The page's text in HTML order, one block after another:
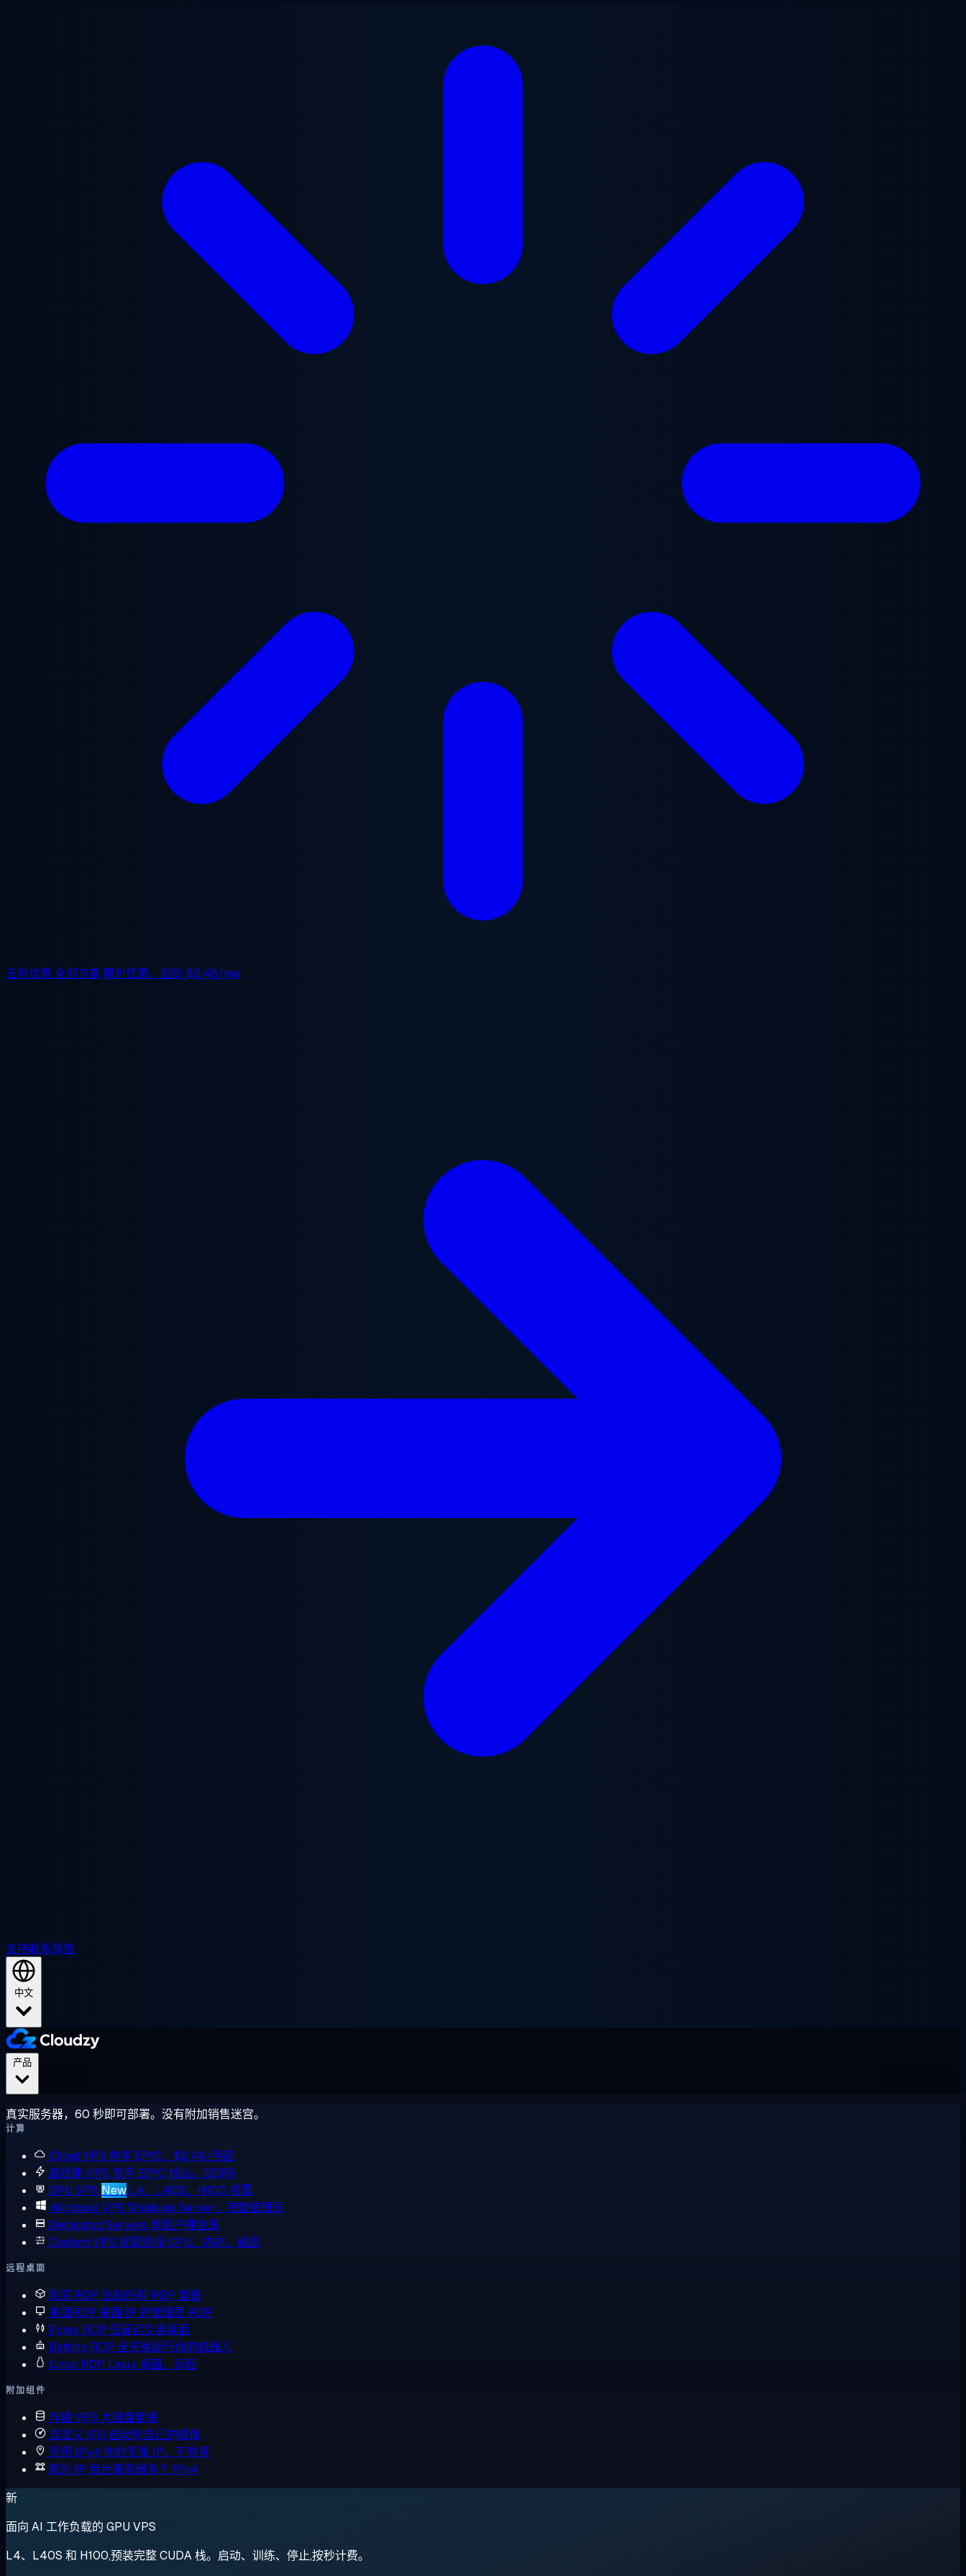
五折优惠 全部方案,限时优惠。起价$2.48/mo
支持联系销售
中文
真实服务器，60 秒即可部署。没有附加销售迷宫。
计算
Cloud VPS 共享 EPYC，$2.48/月起
高性能 VPS 专用 EPYC 核心，DDR5
GPU VPS New L4、L40S、H100 按需
Windows VPS Windows Server，完整管理员
Dedicated Servers 单租户裸金属
Custom VPS 按需选择 CPU、内存、磁盘
远程桌面
购买 RDP 比较所有 RDP 套餐
美国RDP 美国 IP 的管理员 RDP
Forex RDP 低延迟交易桌面
Botting RDP 全天候运行你的机器人
Linux RDP Linux 桌面，远程
附加组件
存储 VPS 大磁盘套餐
自定义 ISO 启动你自己的镜像
专用 IPv4 你的专属 IP，不共享
额外 IP 每台服务器多个 IPv4
新
面向 AI 工作负载的 GPU VPS
L4、L40S 和 H100,预装完整 CUDA 栈。启动、训练、停止,按秒计费。